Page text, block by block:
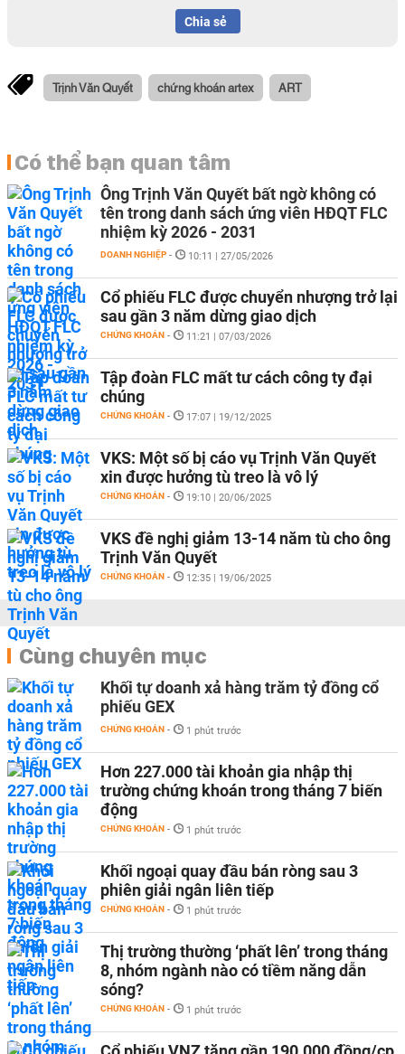
Chia sẻ
Trịnh Văn Quyết chứng khoán artex ART
Có thể bạn quan tâm
Ông Trịnh Văn Quyết bất ngờ không có
tên trong danh sách ứng viên HĐQT FLC
nhiệm kỳ 2026 - 2031
DOANH NGHIỆP - 10:11 | 27/05/2026
Cổ phiếu FLC được chuyển nhượng trở lại
sau gần 3 năm dừng giao dịch
CHỨNG KHOÁN - 11:21 | 07/03/2026
Tập đoàn FLC mất tư cách công ty đại
chúng
CHỨNG KHOÁN - 17:07 | 19/12/2025
VKS: Một số bị cáo vụ Trịnh Văn Quyết
xin được hưởng tù treo là vô lý
CHỨNG KHOÁN - 19:10 | 20/06/2025
VKS đề nghị giảm 13-14 năm tù cho ông
Trịnh Văn Quyết
CHỨNG KHOÁN - 12:35 | 19/06/2025
Cùng chuyên mục
Khối tự doanh xả hàng trăm tỷ đồng cổ
phiếu GEX
CHỨNG KHOÁN - 1 phút trước
Hơn 227.000 tài khoản gia nhập thị
trường chứng khoán trong tháng 7 biến
động
CHỨNG KHOÁN - 1 phút trước
Khối ngoại quay đầu bán ròng sau 3
phiên giải ngân liên tiếp
CHỨNG KHOÁN - 1 phút trước
Thị trường thường ‘phất lên’ trong tháng
8, nhóm ngành nào có tiềm năng dẫn
sóng?
CHỨNG KHOÁN - 1 phút trước